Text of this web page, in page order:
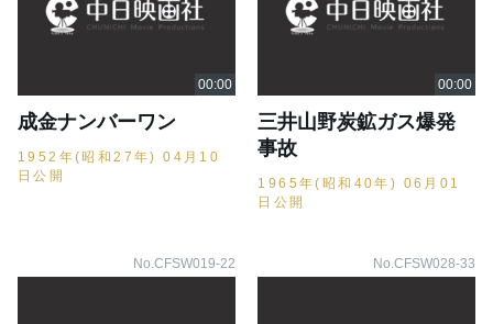
成金ナンバーワン
1952年(昭和27年) 04月10
日公開
三井山野炭鉱ガス爆発
事故
1965年(昭和40年) 06月01
日公開
No.CFSW019-22 No.CFSW028-33